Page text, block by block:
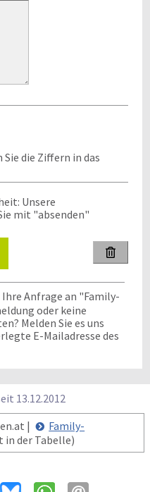
die Ziffern in das
Unsere
mit "absenden"

Ihre Anfrage an "Family-
oder keine
Melden Sie es uns
E-Mailadresse des
13.12.2012
|
Family-
in der Tabelle)